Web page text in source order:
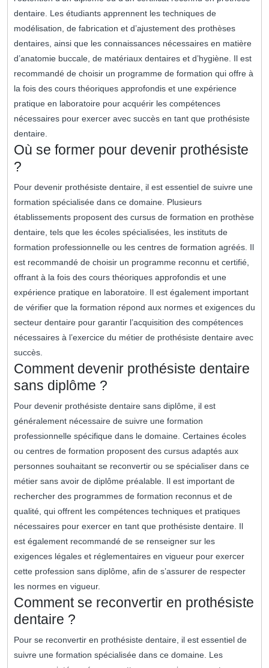
dentaire. Les étudiants apprennent les techniques de
modélisation, de fabrication et d’ajustement des prothèses
dentaires, ainsi que les connaissances nécessaires en matière
d’anatomie buccale, de matériaux dentaires et d’hygiène. Il est
recommandé de choisir un programme de formation qui offre à
la fois des cours théoriques approfondis et une expérience
pratique en laboratoire pour acquérir les compétences
nécessaires pour exercer avec succès en tant que prothésiste
dentaire.
Où se former pour devenir prothésiste
?
Pour devenir prothésiste dentaire, il est essentiel de suivre une
formation spécialisée dans ce domaine. Plusieurs
établissements proposent des cursus de formation en prothèse
dentaire, tels que les écoles spécialisées, les instituts de
formation professionnelle ou les centres de formation agréés. Il
est recommandé de choisir un programme reconnu et certifié,
offrant à la fois des cours théoriques approfondis et une
expérience pratique en laboratoire. Il est également important
de vérifier que la formation répond aux normes et exigences du
secteur dentaire pour garantir l’acquisition des compétences
nécessaires à l’exercice du métier de prothésiste dentaire avec
succès.
Comment devenir prothésiste dentaire
sans diplôme ?
Pour devenir prothésiste dentaire sans diplôme, il est
généralement nécessaire de suivre une formation
professionnelle spécifique dans le domaine. Certaines écoles
ou centres de formation proposent des cursus adaptés aux
personnes souhaitant se reconvertir ou se spécialiser dans ce
métier sans avoir de diplôme préalable. Il est important de
rechercher des programmes de formation reconnus et de
qualité, qui offrent les compétences techniques et pratiques
nécessaires pour exercer en tant que prothésiste dentaire. Il
est également recommandé de se renseigner sur les
exigences légales et réglementaires en vigueur pour exercer
cette profession sans diplôme, afin de s’assurer de respecter
les normes en vigueur.
Comment se reconvertir en prothésiste
dentaire ?
Pour se reconvertir en prothésiste dentaire, il est essentiel de
suivre une formation spécialisée dans ce domaine. Les